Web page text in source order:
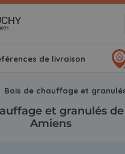
de livraison
et granulés
Amiens